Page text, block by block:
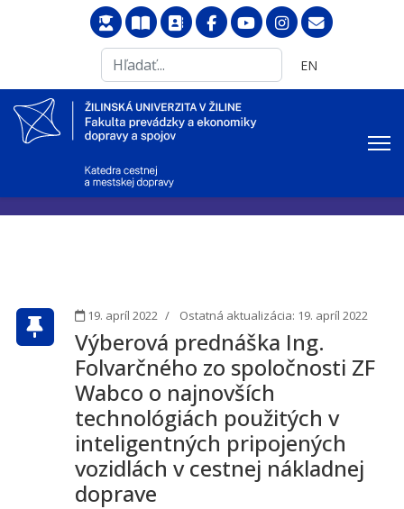
...
Vyberte váš jazyk
EN
19. apríl 2022 Ostatná aktualizácia: 19. apríl 2022
Výberová prednáška Ing.
Folvarčného zo spoločnosti ZF
Wabco o najnovších
technológiách použitých v
inteligentných pripojených
vozidlách v cestnej nákladnej
doprave